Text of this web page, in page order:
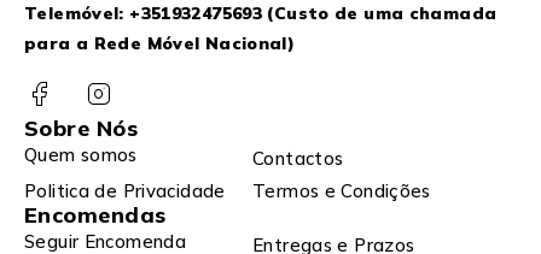
Telemóvel: +351932475693 (Custo de uma chamada
para a Rede Móvel Nacional)
Sobre Nós
Quem somos
Contactos
Politica de Privacidade
Termos e Condições
Encomendas
Seguir Encomenda Entregas e Prazos